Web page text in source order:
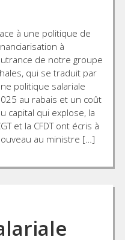
à une politique de
à
de notre groupe
qui se traduit par
politique salariale
au rabais et un coût
capital qui explose, la
et la CFDT ont écris à
au ministre […]